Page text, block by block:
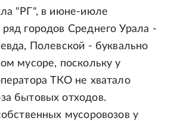
"РГ", в июне-июле
городов Среднего Урала -
Полевской - буквально
мусоре, поскольку у
ТКО не хватало
бытовых отходов.
мусоровозов у